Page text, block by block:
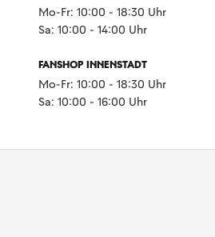
Mo-Fr: 10:00 - 18:30 Uhr
Sa: 10:00 - 14:00 Uhr
FANSHOP INNENSTADT
Mo-Fr: 10:00 - 18:30 Uhr
Sa: 10:00 - 16:00 Uhr